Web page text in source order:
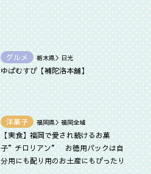
グルメ 栃木県＞日光
ゆばむすび【補陀洛本舗】
洋菓子 福岡県＞福岡全域
【実食】福岡で愛され続けるお菓
子”チロリアン” お徳用パックは自
分用にも配り用のお土産にもぴったり